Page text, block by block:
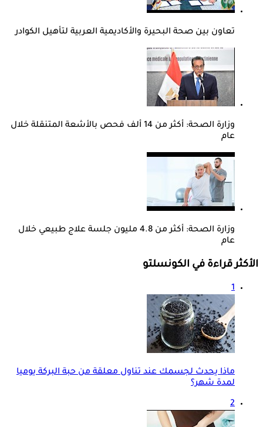
تعاون بين صحة البحيرة والأكاديمية العربية لتأهيل الكوادر
وزارة الصحة: أكثر من 14 ألف فحص بالأشعة المتنقلة خلال
عام
وزارة الصحة: أكثر من 4.8 مليون جلسة علاج طبيعي خلال
عام
الأكثر قراءة في الكونسلتو
1
ماذا يحدث لجسمك عند تناول معلقة من حبة البركة يوميا
لمدة شهر؟
2